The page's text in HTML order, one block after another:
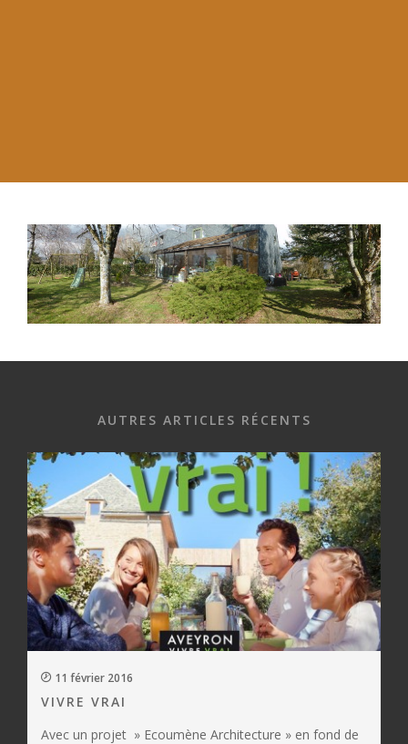
AUTRES ARTICLES RÉCENTS
11 février 2016
VIVRE VRAI
Avec un projet » Ecoumène Architecture » en fond de